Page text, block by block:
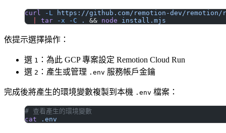
curl -L https://github.com/remotion-dev/
  |
tar -x -C . && node install.mjs
依提示選擇操作：
選 1 ：為此 GCP 專案設定 Remotion Cloud Run
選 2 ：產生或管理 .env 服務帳戶金鑰
完成後將產生的環境變數複製到本機 .env 檔案：
# 查看產生的環境變數
cat .env